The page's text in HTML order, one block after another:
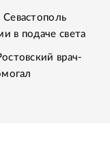
в подаче света
врач-